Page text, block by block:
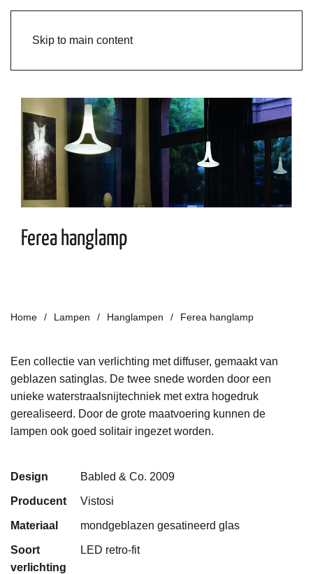
Skip to main content
Ferea hanglamp
Home Lampen Hanglampen Ferea hanglamp
Een collectie van verlichting met diffuser, gemaakt van
geblazen satinglas. De twee snede worden door een
unieke waterstraalsnijtechniek met extra hogedruk
gerealiseerd. Door de grote maatvoering kunnen de
lampen ook goed solitair ingezet worden.
Design Babled & Co. 2009
Producent Vistosi
Materiaal mondgeblazen gesatineerd glas
Soort
verlichting
LED retro-fit